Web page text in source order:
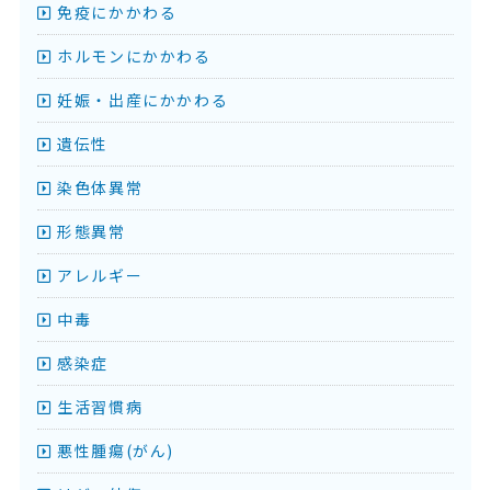
免疫にかかわる
ホルモンにかかわる
妊娠・出産にかかわる
遺伝性
染色体異常
形態異常
アレルギー
中毒
感染症
生活習慣病
悪性腫瘍(がん)